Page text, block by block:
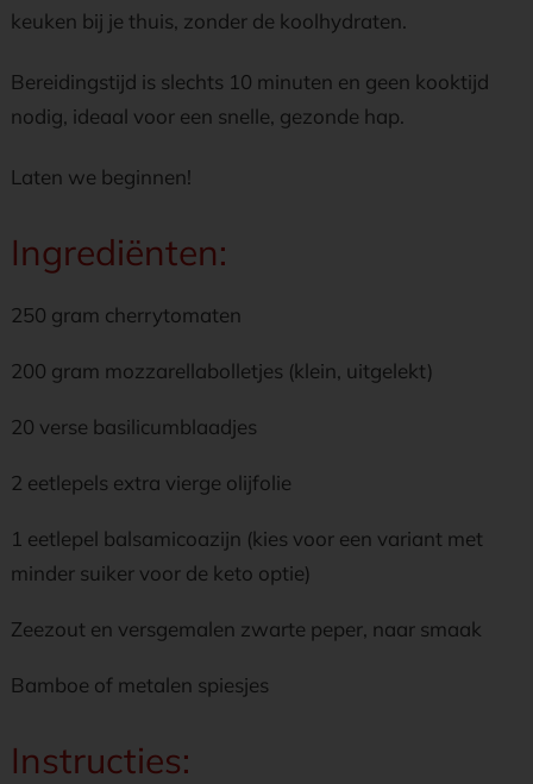
keuken bij je thuis, zonder de koolhydraten.
Bereidingstijd is slechts 10 minuten en geen kooktijd
nodig, ideaal voor een snelle, gezonde hap.
Laten we beginnen!
Ingrediënten:
250 gram cherrytomaten
200 gram mozzarellabolletjes (klein, uitgelekt)
20 verse basilicumblaadjes
2 eetlepels extra vierge olijfolie
1 eetlepel balsamicoazijn (kies voor een variant met
minder suiker voor de keto optie)
Zeezout en versgemalen zwarte peper, naar smaak
Bamboe of metalen spiesjes
Instructies: